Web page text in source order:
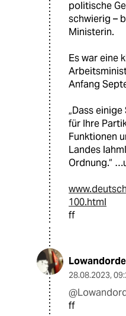
politische
schwierig –
Ministerin.
Es war eine
Anfang
„Dass
für Ihre
Funktionen
Landes
Ordnung.“
100.html
ff
28.08.2023,
ff